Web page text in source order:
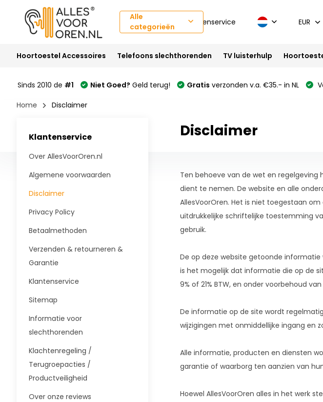
Alle
categorieën
Klantenservice EUR
Hoortoestel Accessoires Telefoons slechthorenden TV luisterhulp
Sinds 2010 de #1 Niet Goed? Geld terug! Gratis verzonden v.a. €35.- in NL
Home Disclaimer
Klantenservice
Over AllesVoorOren.nl
Algemene voorwaarden
Disclaimer
Privacy Policy
Betaalmethoden
Verzenden & retourneren &
Garantie
Klantenservice
Sitemap
Informatie voor
slechthorenden
Klachtenregeling /
Terugroepacties /
Productveiligheid
Over onze reviews
Disclaimer
Ten behoeve van de wet en regelgeving
dient te nemen. De website en alle
AllesVoorOren. Het is niet toegestaan
uitdrukkelijke schriftelijke toestemming
gebruik.
De op deze website getoonde
is het mogelijk dat informatie die op de
9% of 21% BTW, en onder voorbehoud
De informatie op de site wordt
wijzigingen met onmiddellijke ingang en
Alle informatie, producten en diensten
garantie of waarborg ten aanzien van
Hoewel AllesVoorOren alles in het werk